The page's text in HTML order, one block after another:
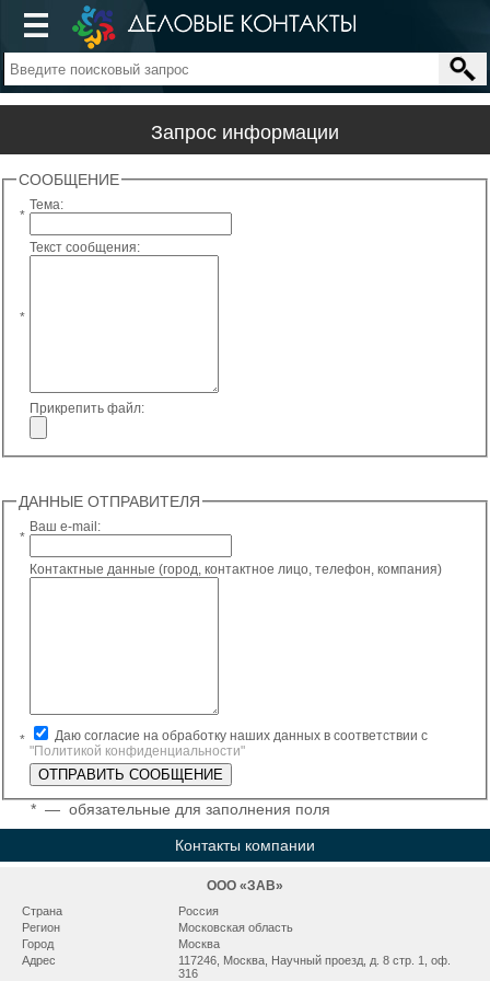
Запрос информации
СООБЩЕНИЕ
*
Тема:
*
Текст сообщения:
Прикрепить файл:
ДАННЫЕ ОТПРАВИТЕЛЯ
*
Ваш e-mail:
Контактные данные (город, контактное лицо, телефон, компания)
*
Даю согласие на обработку наших данных в соответствии с
"Политикой конфиденциальности"
* — обязательные для заполнения поля
Контакты компании
ООО «ЗАВ»
Страна
Россия
Регион
Московская область
Город
Москва
Адрес
117246, Москва, Научный проезд, д. 8 стр. 1, оф.
316